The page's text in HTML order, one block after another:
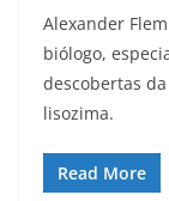
Alexander
biólogo,
descobertas
lisozima.
Read More